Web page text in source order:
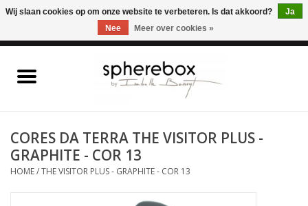
Home
MEUBELEN
CORES DA TERRA THE VISITOR PLUS -
GRAPHITE - COR 13
HOME/THE VISITOR PLUS - GRAPHITE - COR 13
Wij slaan cookies op om onze website te verbeteren. Is dat akkoord?
Ja
Nee
Meer over cookies »
ONLINE WINKEL VOOR WOONACCESSOIRES, MEUBELEN & KUNST – GRATIS